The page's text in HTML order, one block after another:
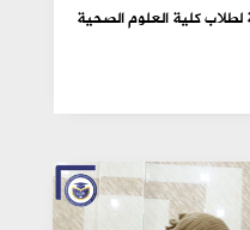
لطلاب كلية العلوم الصحية